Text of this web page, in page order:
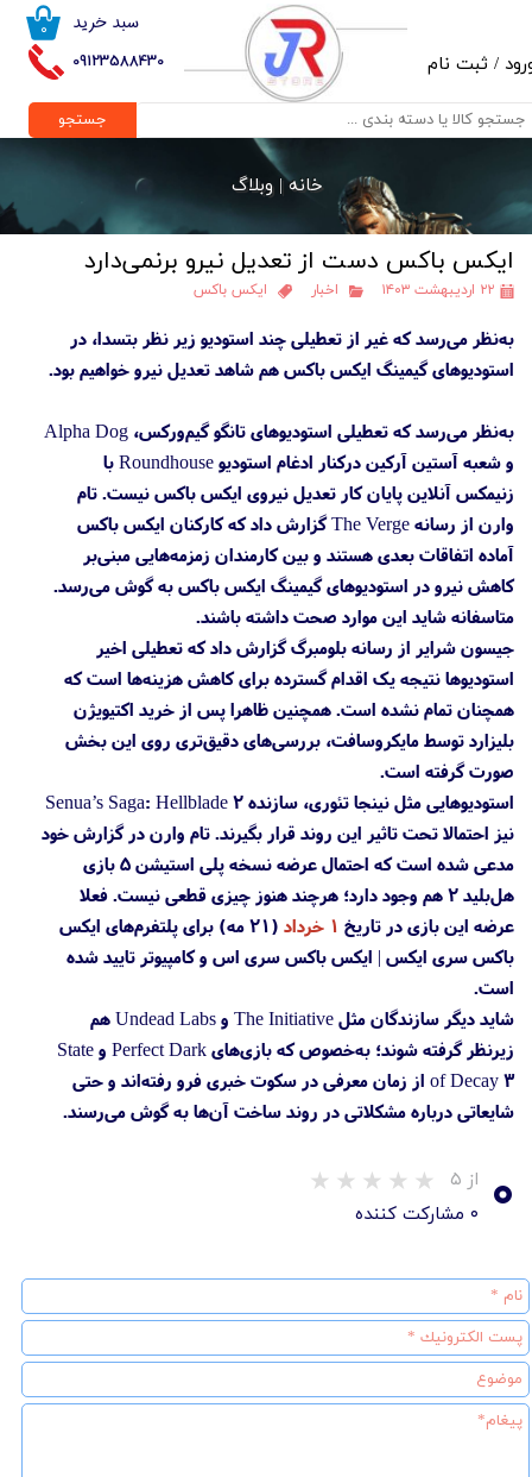
09123588430
۰ سبد خرید
/ ثبت نام
حساب کاربری من
تغییر گذر واژه
خروج از حساب کاربری
جستجو
خانه |وبلاگ
ایکس باکس دست از تعدیل نیرو برنمی‌دارد
۲۲ اردیبهشت ۱۴۰۳ اخبار ایکس باکس
به‌نظر می‌رسد که غیر از تعطیلی چند استودیو زیر نظر بتسدا، در
استودیوهای گیمینگ ایکس باکس هم شاهد تعدیل نیرو خواهیم بود.
به‌نظر می‌رسد که تعطیلی استودیوهای تانگو گیم‌ورکس، Alpha Dog
و شعبه آستین آرکین درکنار ادغام استودیو Roundhouse با
زنیمکس آنلاین پایان کار تعدیل نیروی ایکس باکس نیست. تام
وارن از رسانه The Verge گزارش داد که کارکنان ایکس باکس
آماده اتفاقات بعدی هستند و بین کارمندان زمزمه‌هایی مبنی‌بر
کاهش نیرو در استودیوهای گیمینگ ایکس باکس به گوش می‌رسد.
متاسفانه شاید این موارد صحت داشته باشند.
جیسون شرایر از رسانه بلومبرگ گزارش داد که تعطیلی اخیر
استودیوها نتیجه یک اقدام گسترده برای کاهش هزینه‌ها است که
همچنان تمام نشده است. همچنین ظاهرا پس از خرید اکتیویژن
بلیزارد توسط مایکروسافت، بررسی‌های دقیق‌تری روی این بخش
صورت گرفته است.
استودیوهایی مثل نینجا تئوری، سازنده Senua’s Saga: Hellblade 2
نیز احتمالا تحت تاثیر این روند قرار بگیرند. تام وارن در گزارش خود
مدعی شده است که احتمال عرضه نسخه پلی استیشن 5 بازی
هل‌بلید ۲ هم وجود دارد؛ هرچند هنوز چیزی قطعی نیست. فعلا
عرضه این بازی در تاریخ ۱ خرداد
(۲۱ مه) برای پلتفرم‌های ایکس
باکس سری ایکس | ایکس باکس سری اس و کامپیوتر تایید شده
است.
شاید دیگر سازندگان مثل The Initiative و Undead Labs هم
زیرنظر گرفته شوند؛ به‌خصوص که بازی‌های Perfect Dark و State
of Decay 3 از زمان معرفی در سکوت خبری فرو رفته‌اند و حتی
شایعاتی درباره مشکلاتی در روند ساخت آن‌ها به گوش می‌رسند.
۰ از ۵
۰ مشارکت کننده